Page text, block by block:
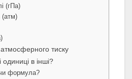
(гПа)
тиску
в інші?
формула?